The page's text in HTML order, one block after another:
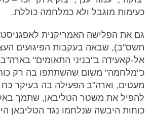
כעימות מוגבל ולא כמלחמה כוללת.
גם את הפלישה האמריקנית
תשס"ב), שבאה בעקבות הפיגועים
אל-קאעידה ב"בניני התאומים"
כ"מלחמה" משום שהשתתפו בה רק
מעטים, וארה"ב הפעילה בה בעיקר כח
להפיל את משטר הטליבאן, שתמך
כוחות היבשה שנלחמו נגד הטליבאן